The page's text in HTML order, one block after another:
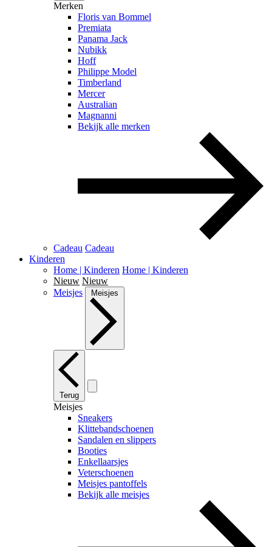
Merken
Floris van Bommel
Premiata
Panama Jack
Nubikk
Hoff
Philippe Model
Timberland
Mercer
Australian
Magnanni
Bekijk alle merken
Cadeau Cadeau
Kinderen
Home | Kinderen Home | Kinderen
Nieuw Nieuw
Meisjes
Meisjes
Terug
Meisjes
Sneakers
Klittebandschoenen
Sandalen en slippers
Booties
Enkellaarsjes
Veterschoenen
Meisjes pantoffels
Bekijk alle meisjes